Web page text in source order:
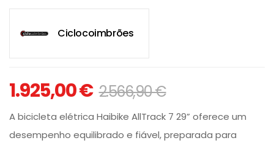
Ciclocoimbrões
1.925,00€ 2.566,90€
A bicicleta elétrica Haibike AllTrack 7 29” oferece um
desempenho equilibrado e fiável, preparada para